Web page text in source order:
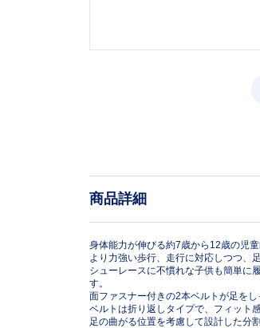
商品詳細
身体能力が伸びる約7歳から12歳の児
より力強い歩行、走行に対応しつつ、
シューレースに不慣れな子供も簡単に
す。
面ファスナー付きの2本ベルトが足をし
ベルトは折り返しタイプで、フィット
足の曲がる位置を考慮して設計した分